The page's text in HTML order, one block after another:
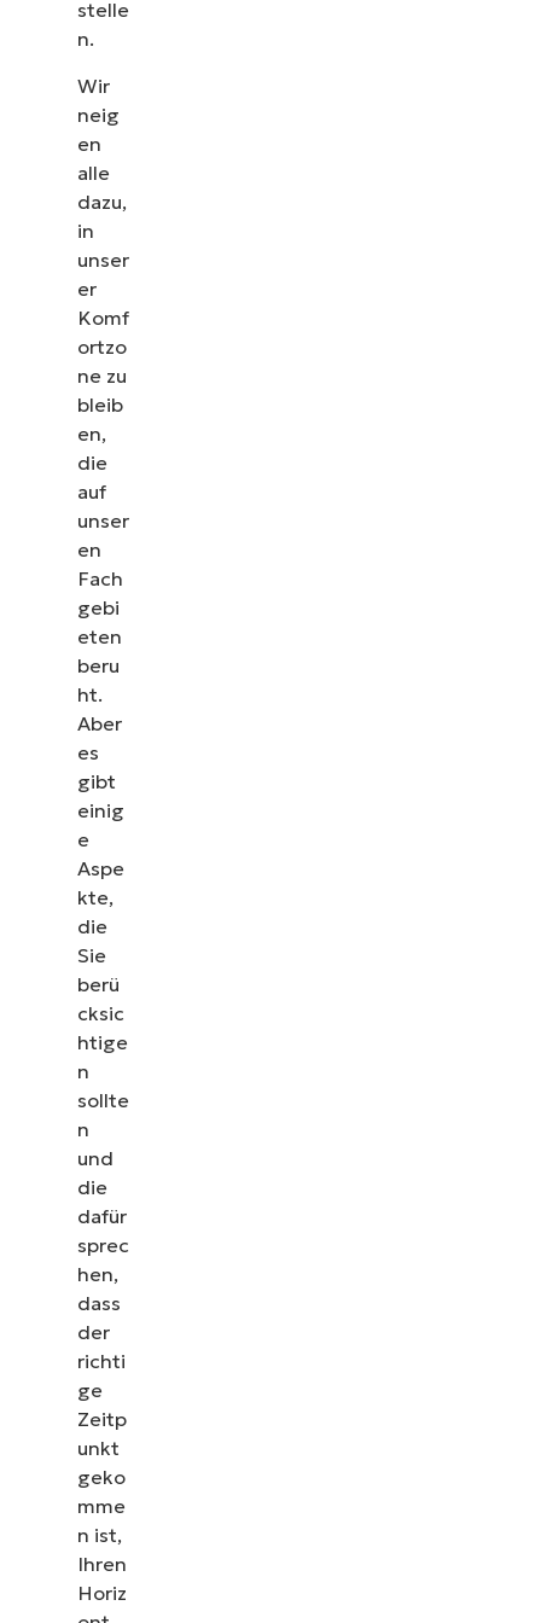
stelle
n.
Wir
neig
en
alle
dazu,
in
unser
er
Komf
ortzo
ne zu
bleib
en,
die
auf
unser
en
Fach
gebi
eten
beru
ht.
Aber
es
gibt
einig
e
Aspe
kte,
die
Sie
berü
cksic
htige
n
sollte
n
und
die
dafür
sprec
hen,
dass
der
richti
ge
Zeitp
unkt
geko
mme
n ist,
Ihren
Horiz
erfahren Sie, wie NinjaOne IT-Aufgaben wie
Endpunkt-Management, Patching, MDM,